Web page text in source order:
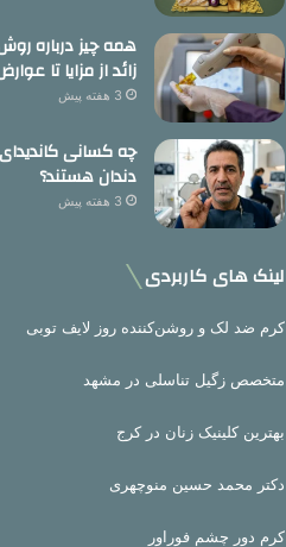
همه چیز درباره
زائد از مزایا تا
3 هفته پیش
چه کسانی
دندان هستند؟
3 هفته پیش
لینک های کاربردی
کرم ضد لک و روشن‌کننده روز لایف توبی
متخصص زگیل تناسلی در مشهد
بهترین کلینیک زنان در کرج
دکتر محمد حسین منوچهری
کرم دور چشم فوراور